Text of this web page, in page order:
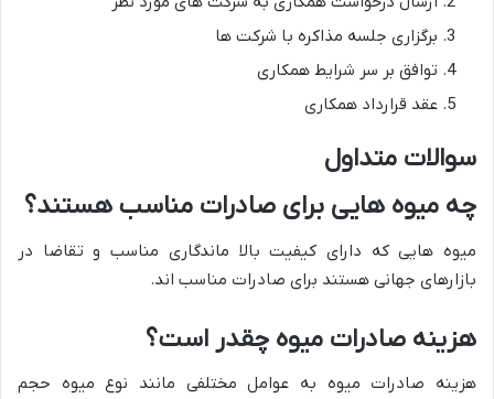
برگزاری جلسه مذاکره با شرکت ها
توافق بر سر شرایط همکاری
عقد قرارداد همکاری
سوالات متداول
چه میوه هایی برای صادرات مناسب هستند؟
میوه هایی که دارای کیفیت بالا ماندگاری مناسب و تقاضا در
بازارهای جهانی هستند برای صادرات مناسب اند.
هزینه صادرات میوه چقدر است؟
هزینه صادرات میوه به عوامل مختلفی مانند نوع میوه حجم